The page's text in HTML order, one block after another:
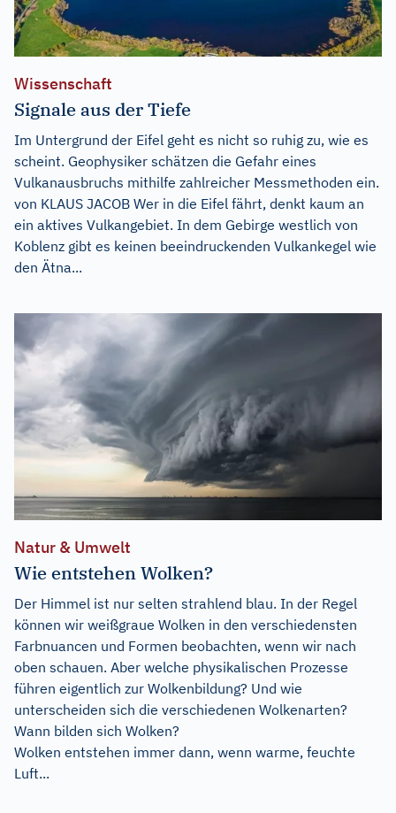
Wissenschaft
Signale aus der Tiefe
Im Untergrund der Eifel geht es nicht so ruhig zu, wie es
scheint. Geophysiker schätzen die Gefahr eines
Vulkanausbruchs mithilfe zahlreicher Messmethoden ein.
von KLAUS JACOB Wer in die Eifel fährt, denkt kaum an
ein aktives Vulkangebiet. In dem Gebirge westlich von
Koblenz gibt es keinen beeindruckenden Vulkankegel wie
den Ätna...
Natur & Umwelt
Wie entstehen Wolken?
Der Himmel ist nur selten strahlend blau. In der Regel
können wir weißgraue Wolken in den verschiedensten
Farbnuancen und Formen beobachten, wenn wir nach
oben schauen. Aber welche physikalischen Prozesse
führen eigentlich zur Wolkenbildung? Und wie
unterscheiden sich die verschiedenen Wolkenarten?
Wann bilden sich Wolken?
Wolken entstehen immer dann, wenn warme, feuchte
Luft...